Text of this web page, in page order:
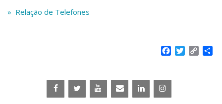
Museus e Espaços Interativos
Outros serviços
Comunicação
» Relação de Telefones
Facebook
Twitter
Copy